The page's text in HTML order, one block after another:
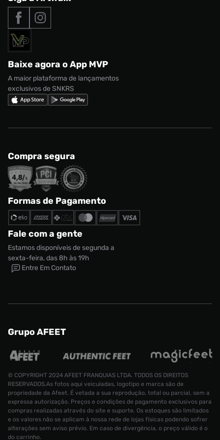
Roupas
Acessórios
Marcas
Nike Air Max
adidas Adi2000
adidas Campus
Nike Shox
Nossas lojas
Termos de uso
Política de privacidade
Regulamento CRM/ CASHBACK
Regulamento Cupom
Tipos de entrega
Formas de Pagamento
Solicite seus dados
Baixe agora o App MVP
A maior plataforma de lançamentos
exclusivos de SNKRS
Compra segura
Formas de Pagamento
Fale com a gente
Estamos disponíveis de segunda a
sexta-feira, das 8h às 19h
Entre Em Contato
Grupo AFEET
© COPYRIGHT 2024 AFEET FRANQUIAS LTDA. TODOS OS DIREITOS
RESERVADOS.As fotos aqui veiculadas, logotipo e marca são de
propriedade da Afeet. É vetada a sua reprodução, total ou parcial, sem a
expressa autorização. Preços e condições de pagamento exclusivos para
compras realizadas através do site e suporte. Os estoques são limitados
e os valores não se aplicam à nossa rede de lojas físicas podendo sofrer
alterações sem aviso prévio. Em caso de divergência, o preço válido é o
do carrinho.